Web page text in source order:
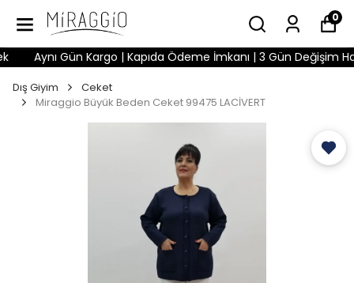
0
Aynı Gün Kargo | Kapıda Ödeme İmkanı | 3 Gün Değişim
Dış Giyim
Ceket
Miraggio Büyük Beden Ceket 99475 LACİVERT